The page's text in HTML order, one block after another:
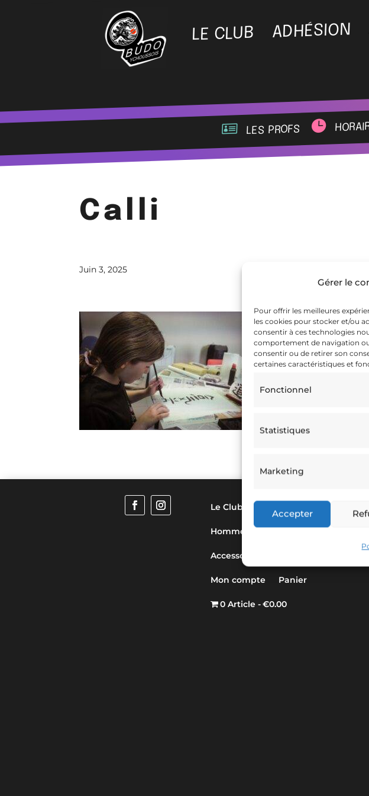
Gérer le
Pour offrir les meilleures
les cookies pour stocker et/ou
consentir à ces technologies
comportement de navigation
consentir ou de retirer son
certaines caractéristiques et
Fonctionnel
Statistiques
Marketing
Accepter
LE CLUB ADHÉSION
les profs
Calli
Juin 3, 2025
Le Club
Hommes Enfant
Accessoires
Mon compte Panier
0 Article €0.00